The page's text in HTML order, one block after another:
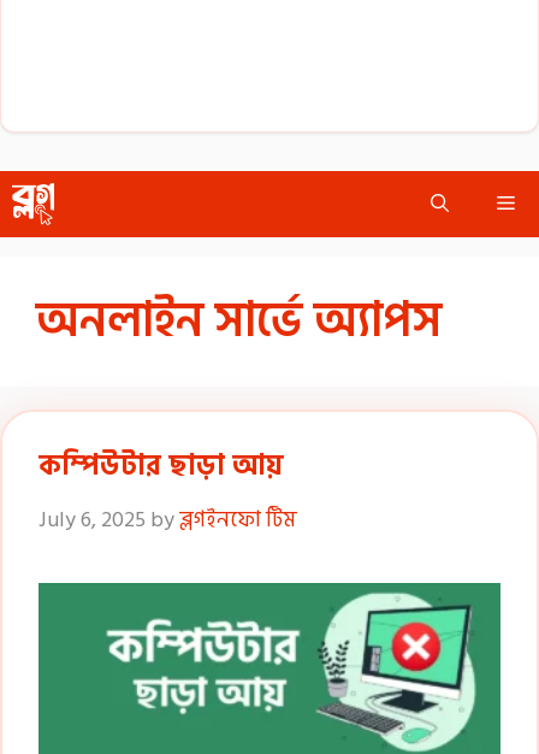
Skip
to
অনলাইন সার্ভে অ্যাপস
কম্পিউটার ছাড়া আয়
July 6, 2025 byব্লগইনফো টিম